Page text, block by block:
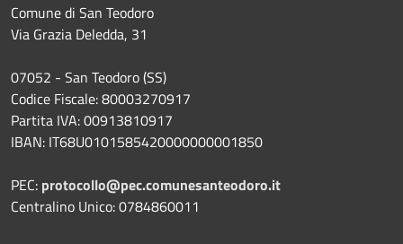
Comune di San Teodoro
Via Grazia Deledda, 31
07052 - San Teodoro (SS)
Codice Fiscale: 80003270917
Partita IVA: 00913810917
IBAN: IT68U0101585420000000001850
PEC: protocollo@pec.comunesanteodoro.it
Centralino Unico: 0784860011